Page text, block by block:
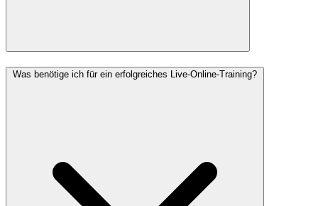
Was benötige ich für ein erfolgreiches Live-Online-Training?